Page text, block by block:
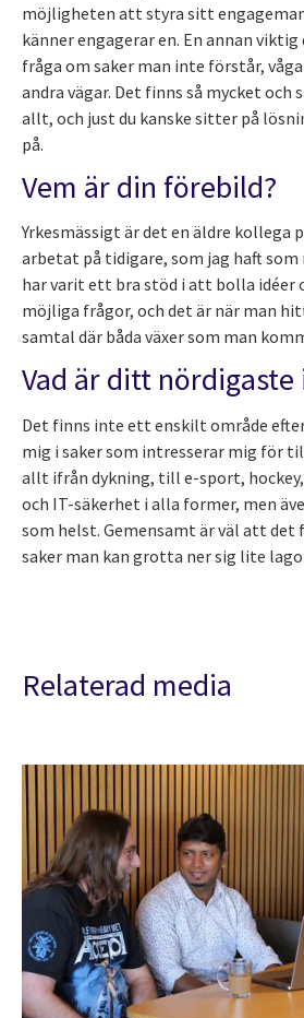
möjligheten att styra sitt
känner engagerar en. En annan viktig
fråga om saker man inte förstår,
andra vägar. Det finns så mycket
allt, och just du kanske sitter på
på.
Vem är din förebild?
Yrkesmässigt är det en äldre kollega
arbetat på tidigare, som jag haft som
har varit ett bra stöd i att bolla idéer
möjliga frågor, och det är när man
samtal där båda växer som man
Vad är ditt nördigaste
Det finns inte ett enskilt område
mig i saker som intresserar mig för
allt ifrån dykning, till e-sport,
och IT-säkerhet i alla former, men
som helst. Gemensamt är väl att det
saker man kan grotta ner sig lite
Relaterad media